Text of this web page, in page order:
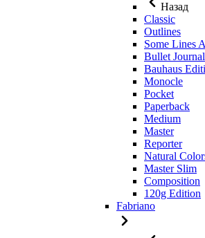
Назад
Classic
Outlines
Some Lines
Bullet Journal
Bauhaus
Monocle
Pocket
Paperback
Medium
Master
Reporter
Natural
Master Slim
Composition
120g Edition
Fabriano